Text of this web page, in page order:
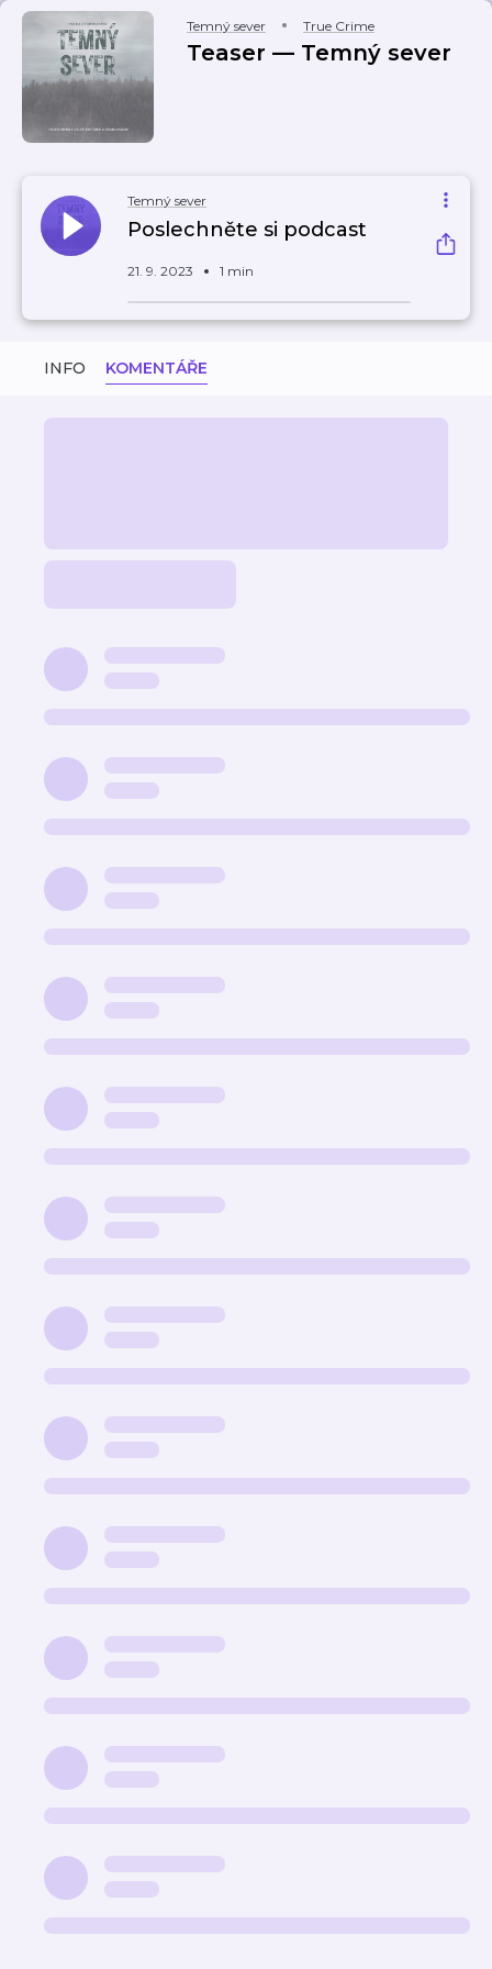
Temný sever True Crime
Teaser — Temný sever
Temný sever
Poslechněte si podcast
21. 9. 2023 1 min
INFO KOMENTÁŘE